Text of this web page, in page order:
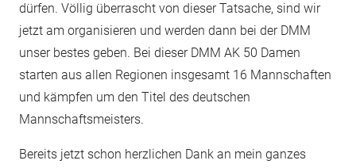
dürfen. Völlig überrascht von dieser Tatsache, sind wir
jetzt am organisieren und werden dann bei der DMM
unser bestes geben. Bei dieser DMM AK 50 Damen
starten aus allen Regionen insgesamt 16 Mannschaften
und kämpfen um den Titel des deutschen
Mannschaftsmeisters.
Bereits jetzt schon herzlichen Dank an mein ganzes